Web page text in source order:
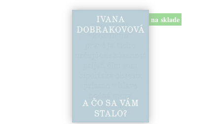
na sklade